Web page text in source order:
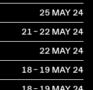
25 MAY2024
21 – 22 MAY2024
22 MAY2024
18 – 19 MAY2024